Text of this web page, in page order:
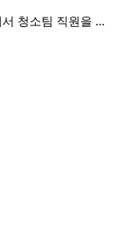
레드몬드에 위치한 커머셜 클리닝 업체에서 청소팀 직원을 모집합니다.